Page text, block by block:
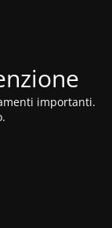
importanti.